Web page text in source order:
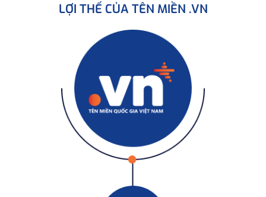
LỢI THẾ CỦA TÊN MIỀN .VN